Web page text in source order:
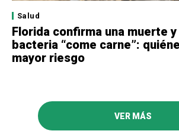
Salud
Florida confirma una muerte
bacteria “come carne”:
mayor riesgo
VER MÁS